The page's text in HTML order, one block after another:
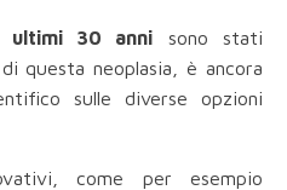
ultimi 30 anni sono stati
questa neoplasia, è ancora
sulle diverse opzioni
come per esempio